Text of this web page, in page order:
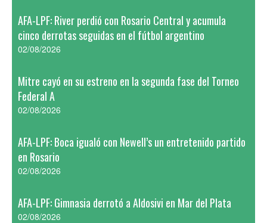
AFA-LPF: River perdió con Rosario Central y acumula
cinco derrotas seguidas en el fútbol argentino
02/08/2026
Mitre cayó en su estreno en la segunda fase del Torneo
Federal A
02/08/2026
AFA-LPF: Boca igualó con Newell’s un entretenido partido
en Rosario
02/08/2026
AFA-LPF: Gimnasia derrotó a Aldosivi en Mar del Plata
02/08/2026